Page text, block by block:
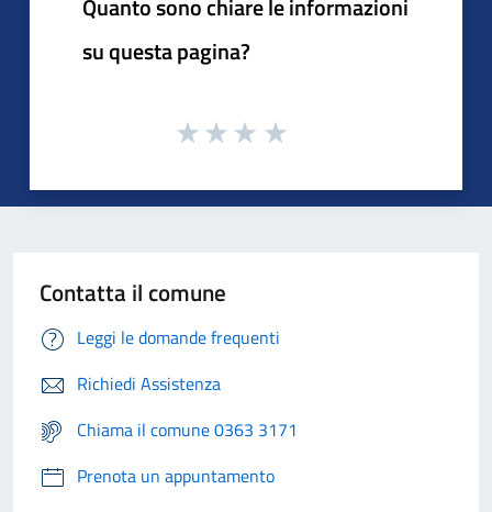
su questa pagina?
Contatta il comune
Leggi le domande frequenti
Richiedi Assistenza
Chiama il comune 0363 3171
Prenota un appuntamento